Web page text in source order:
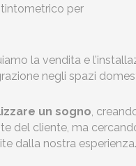
tintometrico per
la vendita e
negli spazi
un sogno,
del cliente, ma
dalla nostra esperienza.